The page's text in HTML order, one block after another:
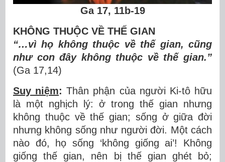
Ga 17, 11b-19
KHÔNG THUỘC VỀ THẾ GIAN
“…vì họ không thuộc vềthế gian, cũng
nhưconđây không thuộc vềthế gian.”
(Ga 17,14)
Suy niệm: Thân phận của người Ki-tô hữu
là một nghịch lý: ở trong thế gian nhưng
không thuộc vềthế gian; sống ởgiữa đời
nhưng không sống như ngườiđời. Một cách
nào đó, họ sống ‘không giống ai’! Không
giống thế gian, nên bị thếgian ghét bỏ;